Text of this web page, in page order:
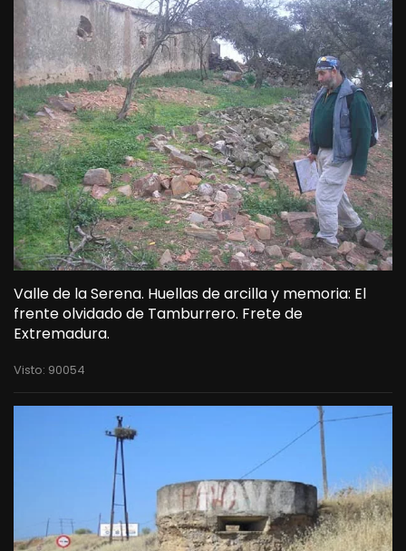
Valle de la Serena. Huellas de arcilla y memoria: El
frente olvidado de Tamburrero. Frete de
Extremadura.
Visto: 90054